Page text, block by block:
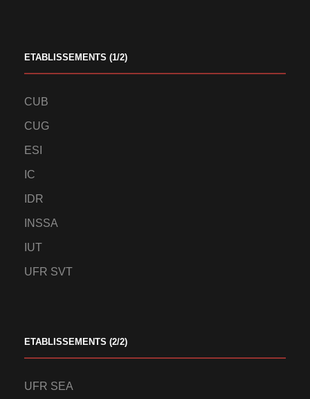
ETABLISSEMENTS (1/2)
CUB
CUG
ESI
IC
IDR
INSSA
IUT
UFR SVT
ETABLISSEMENTS (2/2)
UFR SEA